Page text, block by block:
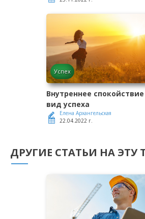
Успех
Внутреннее
вид успеха
Елена Архангельская
22.04.2022 г.
ДРУГИЕ СТАТЬИ НА ЭТУ